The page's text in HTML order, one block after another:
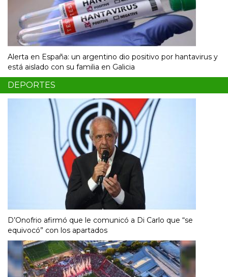
Alerta en España: un argentino dio positivo por hantavirus y
está aislado con su familia en Galicia
DEPORTES
D’Onofrio afirmó que le comunicó a Di Carlo que “se
equivocó” con los apartados